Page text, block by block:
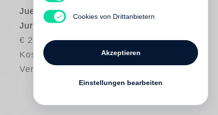
Juergen Teller
Jurgaičiai
€ 20.00
Kostenloser
Versand
Cookies von Drittanbietern
Akzeptieren
Einstellungen bearbeiten